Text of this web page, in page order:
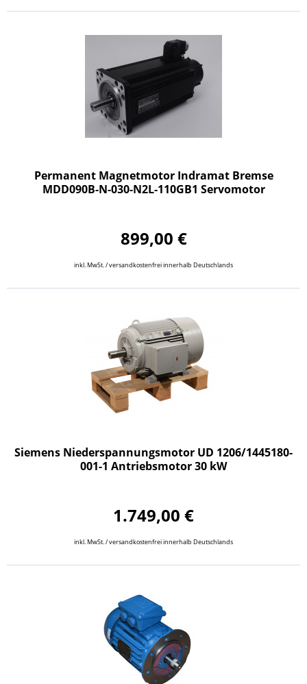
Permanent Magnetmotor Indramat Bremse
MDD090B-N-030-N2L-110GB1 Servomotor
899,00 €
inkl. MwSt. / versandkostenfrei innerhalb Deutschlands
Siemens Niederspannungsmotor UD 1206/1445180-
001-1 Antriebsmotor 30 kW
1.749,00 €
inkl. MwSt. / versandkostenfrei innerhalb Deutschlands